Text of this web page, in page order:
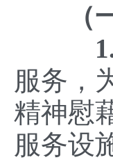
1.
服务，
精神慰
服务设